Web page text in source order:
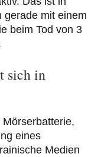
gerade mit einem
beim Tod von 3
sich in
eines
Medien